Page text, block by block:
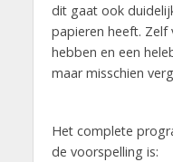
dit gaat ook
papieren heeft. Zelf
hebben en een
maar misschien
Het complete
de voorspelling is: